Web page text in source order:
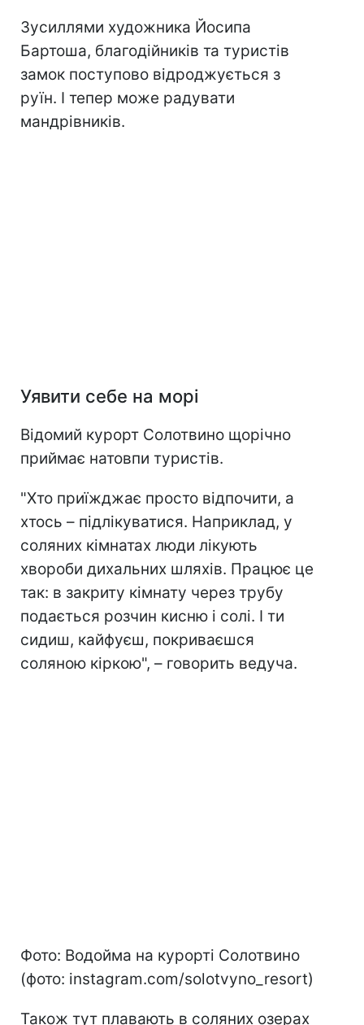
Зусиллями художника Йосипа
Бартоша, благодійників та туристів
замок поступово відроджується з
руїн. І тепер може радувати
мандрівників.
Уявити себе на морі
Відомий курорт Солотвино щорічно
приймає натовпи туристів.
"Хто приїжджає просто відпочити, а
хтось – підлікуватися. Наприклад, у
соляних кімнатах люди лікують
хвороби дихальних шляхів. Працює це
так: в закриту кімнату через трубу
подається розчин кисню і солі. І ти
сидиш, кайфуєш, покриваєшся
соляною кіркою", – говорить ведуча.
Фото: Водойма на курорті Солотвино
(фото: instagram.com/solotvyno_resort)
Також тут плавають в соляних озерах